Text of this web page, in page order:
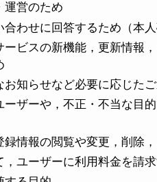
運営のため
わせに回答するため（本人
ビスの新機能，更新情報
お知らせなど必要に応じた
ザーや，不正・不当な目
情報の閲覧や変更，削除
ユーザーに利用料金を請